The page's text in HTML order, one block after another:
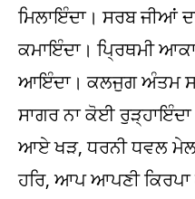
ਮਿਲਾਇੰਦਾ। ਸਰਬ ਜੀਆਂ
ਕਮਾਇੰਦਾ। ਪ੍ਰਿਥਮੀ
ਆਇੰਦਾ। ਕਲਜੁਗ ਅੰਤਮ
ਸਾਗਰ ਨਾ ਕੋਈ
ਆਏ ਖੜ, ਧਰਨੀ ਧਵਲ ਮੇਲ
ਹਰਿ, ਆਪ ਆਪਣੀ ਕਿਰਪਾ